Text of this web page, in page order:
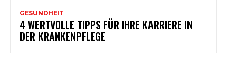
GESUNDHEIT
4 WERTVOLLE TIPPS FÜR IHRE KARRIERE IN
DER KRANKENPFLEGE